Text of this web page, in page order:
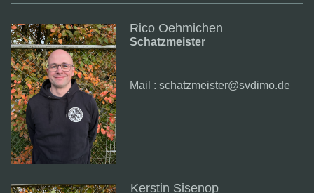
Rico Oehmichen
Schatzmeister
Mail : schatzmeister@svdimo.de
Kerstin Sisenop